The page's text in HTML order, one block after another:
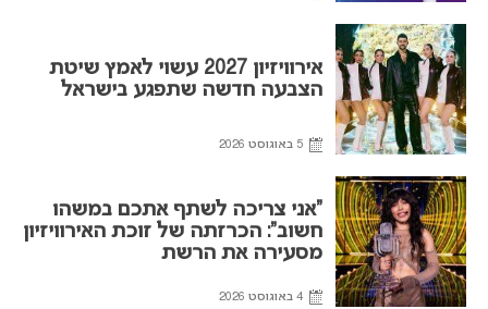
אירוויזיון 2027 עשוי לאמץ שיטת
הצבעה חדשה שתפגע בישראל
5 באוגוסט 2026
“אני צריכה לשתף אתכם במשהו
חשוב”: הכרזתה של זוכת האירוויזיון
מסעירה את הרשת
4 באוגוסט 2026